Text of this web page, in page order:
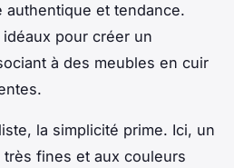
authentique et tendance.
pour créer un
à des meubles en cuir
la simplicité prime. Ici, un
très fines et aux couleurs